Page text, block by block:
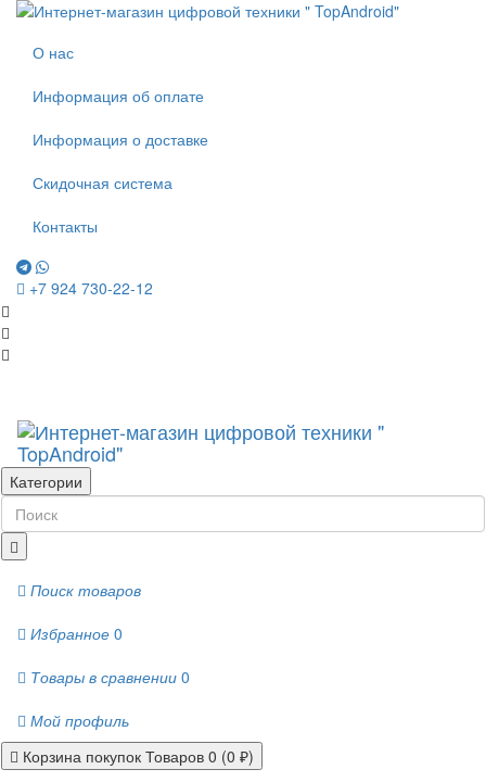
О нас
Информация об оплате
Информация о доставке
Скидочная система
Контакты
+7 924 730-22-12
Категории
Поиск товаров
Избранное 0
Товары в сравнении 0
Мой профиль
Корзина покупок Товаров 0 (0 ₽)